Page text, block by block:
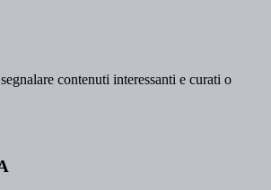
contenuti interessanti e curati o